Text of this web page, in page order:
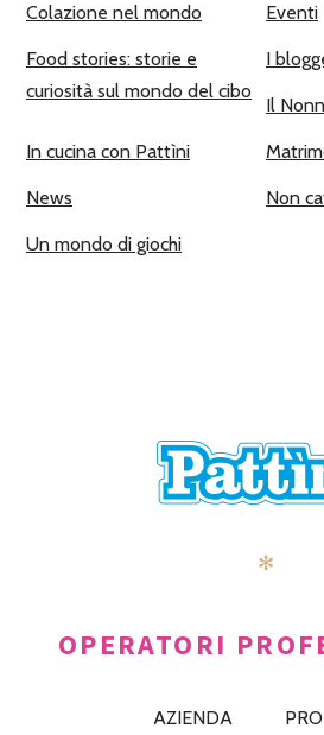
Colazione nel mondo Eventi
Food stories: storie e
curiosità sul mondo del cibo
I
Il
In cucina con Pattìni
News Non
Un mondo di giochi
✻
OPERATORI
AZIENDA